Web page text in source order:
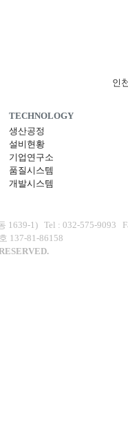
인
TECHNOLOGY
생산공정
설비현황
기업연구소
품질시스템
개발시스템
1639-1) Tel : 032-575-9093
137-81-86158